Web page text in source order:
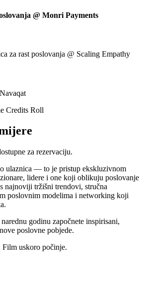
@ Monri Payments
za rast poslovanja @ Scaling Empathy
Credits Roll
za rezervaciju.
ulaznica — to je pristup ekskluzivnom
lidere i one koji oblikuju poslovanje
najnoviji tržišni trendovi, stručna
poslovnim modelima i networking koji
godinu započnete inspirisani,
poslovne pobjede.
Film uskoro počinje.